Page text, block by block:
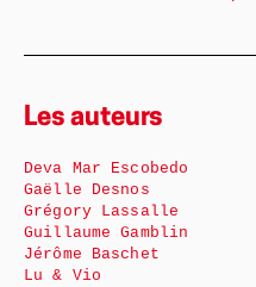
Les auteurs
Deva Mar Escobedo
Gaëlle Desnos
Grégory Lassalle
Guillaume Gamblin
Jérôme Baschet
Lu & Vio